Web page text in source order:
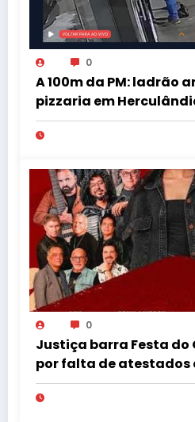
0
A 100m da PM: ladrão
pizzaria em
patinete furtado
0
Justiça barra Festa do
por falta de atestados